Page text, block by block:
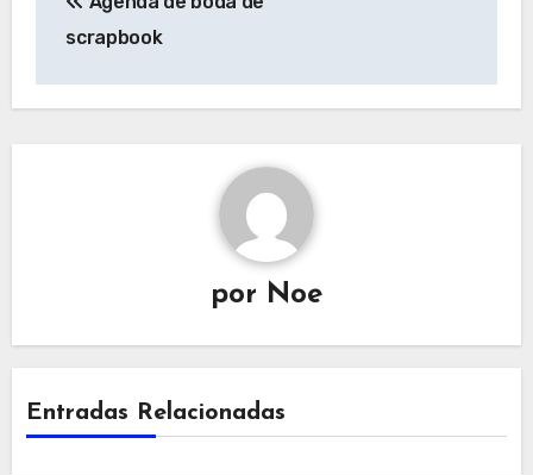
descrapbook
por Noe
Entradas Relacionadas